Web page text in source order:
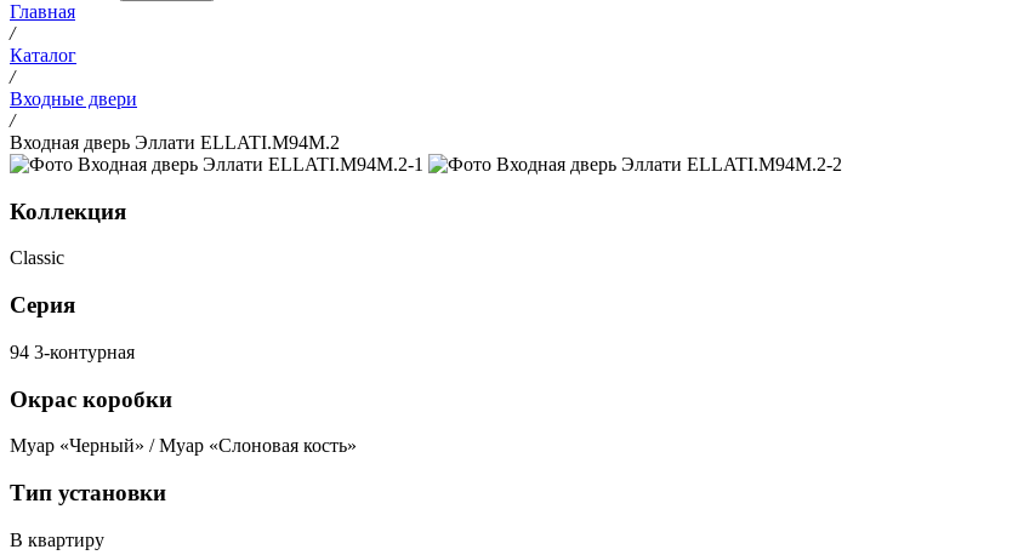
Главная
/
Каталог
/
Входные двери
/
Входная дверь Эллати ELLATI.M94M.2
Коллекция
Classic
Серия
94 3-контурная
Окрас коробки
Муар «Черный» / Муар «Слоновая кость»
Тип установки
В квартиру